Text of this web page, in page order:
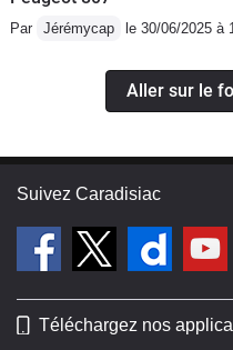
Par Jérémycap le 30/06/2025 à
Aller sur le
Suivez Caradisiac
Téléchargez nos